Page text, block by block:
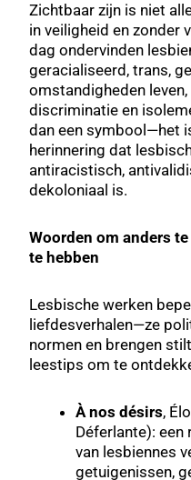
Zichtbaar zijn is niet
in veiligheid en zonder
dag ondervinden
geracialiseerd, trans,
omstandigheden
discriminatie en
dan een symbool—het
herinnering dat
antiracistisch,
dekoloniaal is.
Woorden om anders
te hebben
Lesbische werken
liefdesverhalen—ze
normen en brengen
leestips om te
À nos désirs,
Déferlante):
van lesbiennes
getuigenissen,